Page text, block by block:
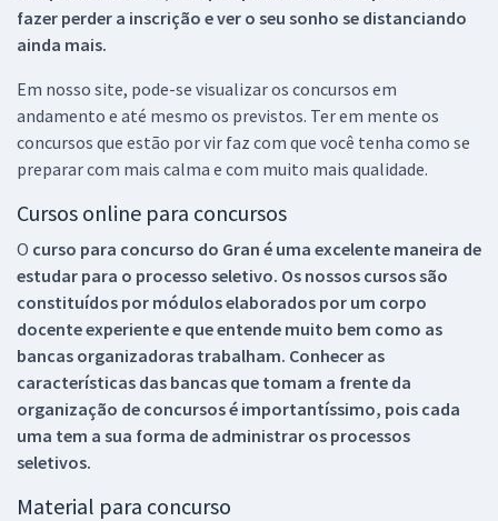
fazer perder a inscrição e ver o seu sonho se distanciando
ainda mais.
Em nosso site, pode-se visualizar os concursos em
andamento e até mesmo os previstos. Ter em mente os
concursos que estão por vir faz com que você tenha como se
preparar com mais calma e com muito mais qualidade.
Cursos online para concursos
O curso para concurso do Gran é uma excelente maneira de
estudar para o processo seletivo. Os nossos cursos são
constituídos por módulos elaborados por um corpo
docente experiente e que entende muito bem como as
bancas organizadoras trabalham. Conhecer as
características das bancas que tomam a frente da
organização de concursos é importantíssimo, pois cada
uma tem a sua forma de administrar os processos
seletivos.
Material para concurso